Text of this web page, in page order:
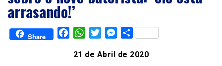
arrasando!’
Share FacebookWhatsAppTwitterMessenger
Share
21 de Abril de 2020